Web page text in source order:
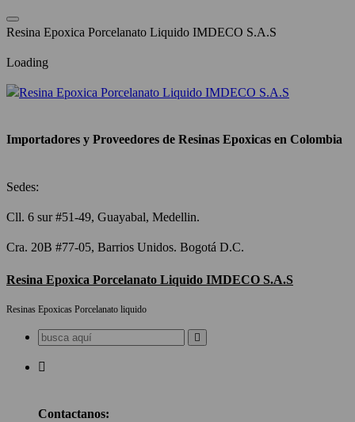
Saltar
al
Resina Epoxica Porcelanato Liquido IMDECO S.A.S
Loading
Importadores y Proveedores de Resinas Epoxicas en Colombia
Sedes:
Cll. 6 sur #51-49, Guayabal, Medellin.
Cra. 20B #77-05, Barrios Unidos. Bogotá D.C.
Resina Epoxica Porcelanato Liquido IMDECO S.A.S
Resinas Epoxicas Porcelanato liquido
Buscar:
Contactanos: